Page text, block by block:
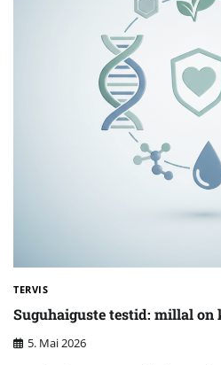
TERVIS
Suguhaiguste testid: millal
5. Mai 2026